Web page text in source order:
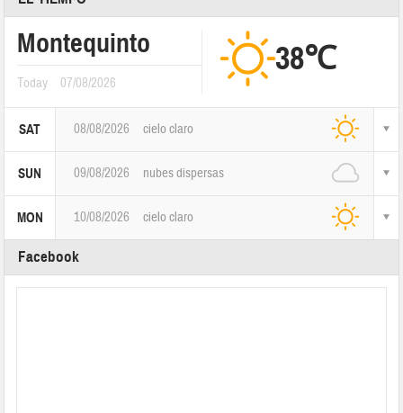
Montequinto
Today 07/08/2026
38℃
SAT 08/08/2026 cielo claro
SUN 09/08/2026 nubes dispersas
MON 10/08/2026 cielo claro
Facebook